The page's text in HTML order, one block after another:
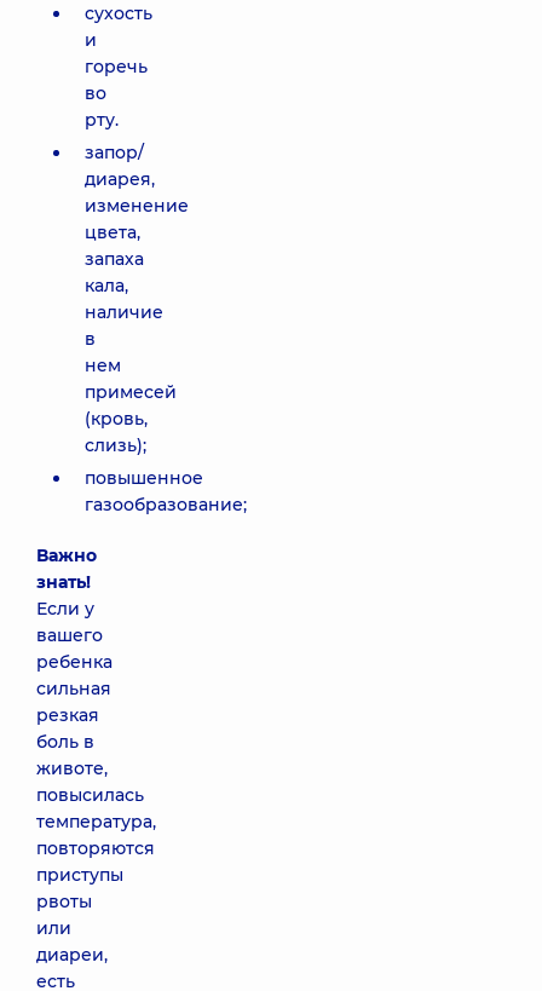
сухость
и
горечь
во
рту.
запор/
диарея,
изменение
цвета,
запаха
кала,
наличие
в
нем
примесей
(кровь,
слизь);
повышенное
газообразование;
Важно
знать!
Если у
вашего
ребенка
сильная
резкая
боль в
животе,
повысилась
температура,
повторяются
приступы
рвоты
или
диареи,
есть